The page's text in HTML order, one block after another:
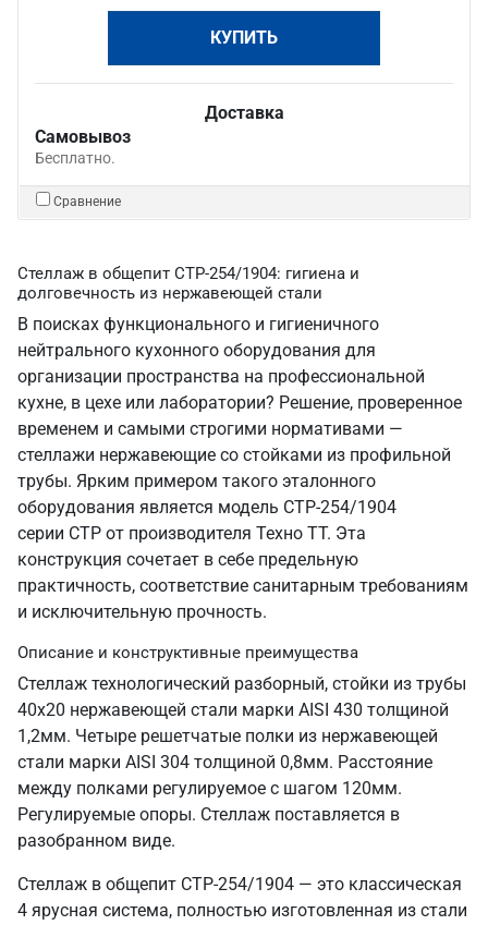
КУПИТЬ
Доставка
Самовывоз
Бесплатно.
Сравнение
Стеллаж в общепит СТР-254/1904: гигиена и
долговечность из нержавеющей стали
В поисках функционального и гигиеничного
нейтрального кухонного оборудования для
организации пространства на профессиональной
кухне, в цехе или лаборатории? Решение, проверенное
временем и самыми строгими нормативами —
стеллажи нержавеющие со стойками из профильной
трубы. Ярким примером такого эталонного
оборудования является модель СТР-254/1904
серии СТР от производителя Техно ТТ. Эта
конструкция сочетает в себе предельную
практичность, соответствие санитарным требованиям
и исключительную прочность.
Описание и конструктивные преимущества
Стеллаж технологический разборный, стойки из трубы
40х20 нержавеющей стали марки AISI 430 толщиной
1,2мм. Четыре решетчатые полки из нержавеющей
стали марки AISI 304 толщиной 0,8мм. Расстояние
между полками регулируемое с шагом 120мм.
Регулируемые опоры. Стеллаж поставляется в
разобранном виде.
Стеллаж в общепит СТР-254/1904 — это классическая
4 ярусная система, полностью изготовленная из стали